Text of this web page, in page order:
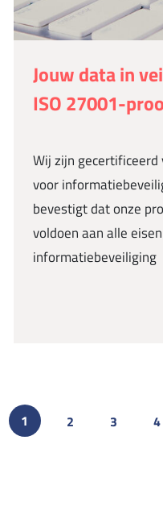
Jouw data in
ISO 27001-
Wij zijn
voor
bevestigt dat onze
voldoen aan alle
informatiebeveiliging
1 (CURRENT)
2 3 4